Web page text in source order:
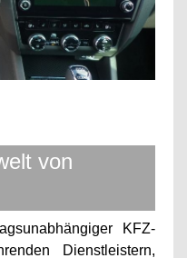
von
KFZ-
Dienstleistern,